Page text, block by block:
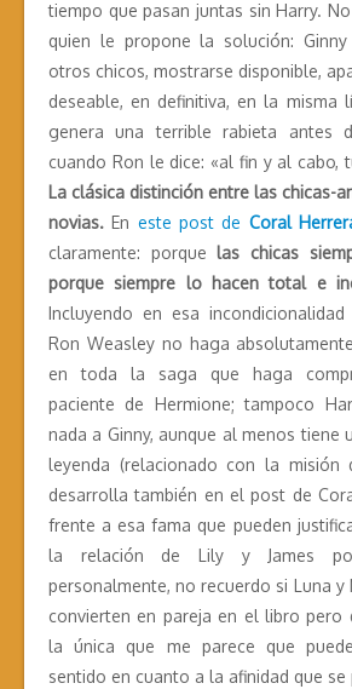
tiempo que pasan juntas sin Harry.
quien le propone la solución:
otros chicos, mostrarse disponible,
deseable, en definitiva, en la misma
genera una terrible rabieta antes
cuando Ron le dice: «al fin y al cabo,
La clásica distinción entre las chicas-
novias. En este post de Coral
claramente: porquelas chicas
porque siempre lo hacen total e
Incluyendo en esa
Ron Weasley no haga
en toda la saga que haga
paciente de Hermione; tampoco
nada a Ginny, aunque al menos tiene
leyenda (relacionado con la misión
desarrolla también en el post de
frente a esa fama que pueden
la relación de Lily y James
personalmente, no recuerdo si Luna y
convierten en pareja en el libro pero
la única que me parece que
sentido en cuanto a la afinidad que